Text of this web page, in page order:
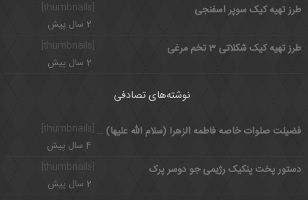
[thumbnails]
طرز تهیه کیک سوپر اسفنجی
2 سال پیش
طرز تهیه کیک شکلاتی 3 تخم مرغی
2 سال پیش
نوشته‌های تصادفی
[thumbnails] فضیلت صلوات خاصه فاطمه الزهرا (سلام الله علیها) با معنی
4 سال پیش
دستور پخت پنکیک رژیمی جو دوسر پرک
2 سال پیش